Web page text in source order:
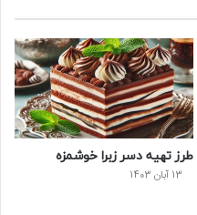
ت
ر
ی
س
ت
ی
و
ب
پ
ر
س
طرز تهیه دسر زبرا خوشمزه
13 آبان 1403